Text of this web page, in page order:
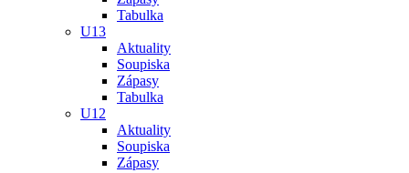
Tabulka
U13
Aktuality
Soupiska
Zápasy
Tabulka
U12
Aktuality
Soupiska
Zápasy